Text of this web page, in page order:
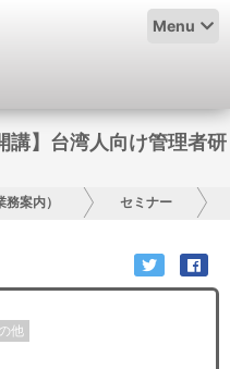
Menu
講】台湾人向け管理者研
案内） セミナー
他